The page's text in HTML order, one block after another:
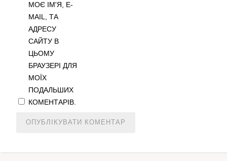
МОЄ ІМ'Я, E-
MAIL, ТА
АДРЕСУ
САЙТУ В
ЦЬОМУ
БРАУЗЕРІ ДЛЯ
МОЇХ
ПОДАЛЬШИХ
КОМЕНТАРІВ.